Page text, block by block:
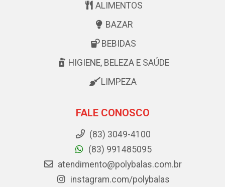
ALIMENTOS
BAZAR
BEBIDAS
HIGIENE, BELEZA E SAÚDE
LIMPEZA
FALE CONOSCO
(83) 3049-4100
(83) 991485095
atendimento@polybalas.com.br
instagram.com/polybalas